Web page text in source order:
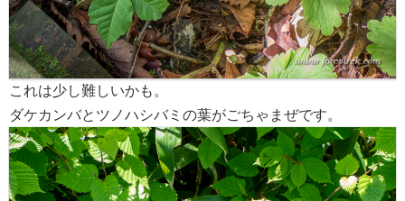
これは少し難しいかも。
ダケカンバとツノハシバミの葉がごちゃまぜです。